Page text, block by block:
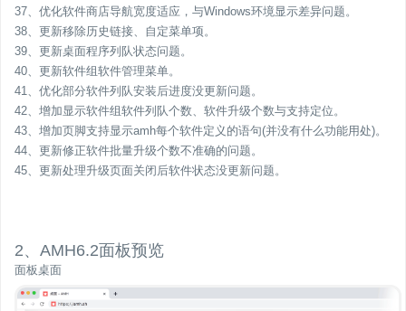
37、优化软件商店导航宽度适应，与Windows环境显示差异问题。
38、更新移除历史链接、自定菜单项。
39、更新桌面程序列队状态问题。
40、更新软件组软件管理菜单。
41、优化部分软件列队安装后进度没更新问题。
42、增加显示软件组软件列队个数、软件升级个数与支持定位。
43、增加页脚支持显示amh每个软件定义的语句(并没有什么功能用处)。
44、更新修正软件批量升级个数不准确的问题。
45、更新处理升级页面关闭后软件状态没更新问题。
2、AMH6.2面板预览
面板桌面